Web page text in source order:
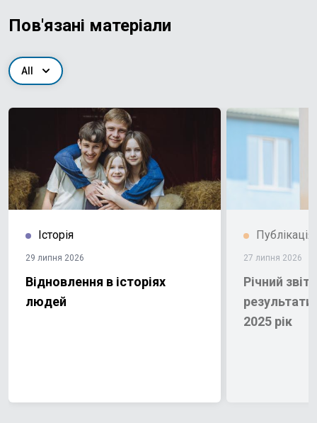
Пов'язані матеріали
All
Історія
29 липня 2026
Відновлення в історіях
людей
Публікація
27 липня 2026
Річний
результати
2025 рік